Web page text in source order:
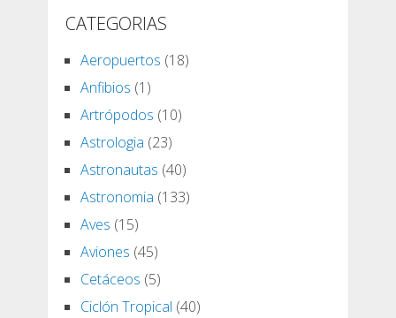
CATEGORIAS
Aeropuertos (18)
Anfibios (1)
Artrópodos (10)
Astrologia (23)
Astronautas (40)
Astronomia (133)
Aves (15)
Aviones (45)
Cetáceos (5)
Ciclón Tropical (40)